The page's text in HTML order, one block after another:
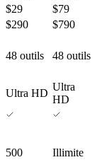
$29
$79
$290
$790
48 outils
48 outils
Ultra HD
Ultra
HD
500
Illimite